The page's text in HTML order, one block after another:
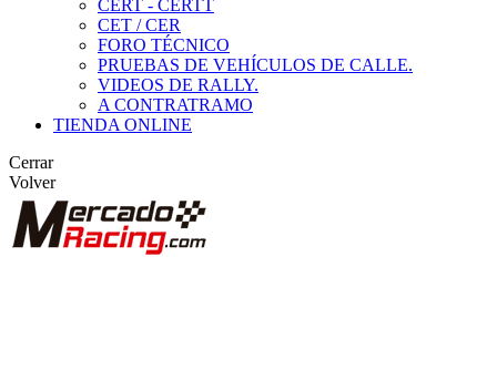
CERT - CERTT
CET / CER
FORO TÉCNICO
PRUEBAS DE VEHÍCULOS DE CALLE.
VIDEOS DE RALLY.
A CONTRATRAMO
TIENDA ONLINE
Cerrar
Volver